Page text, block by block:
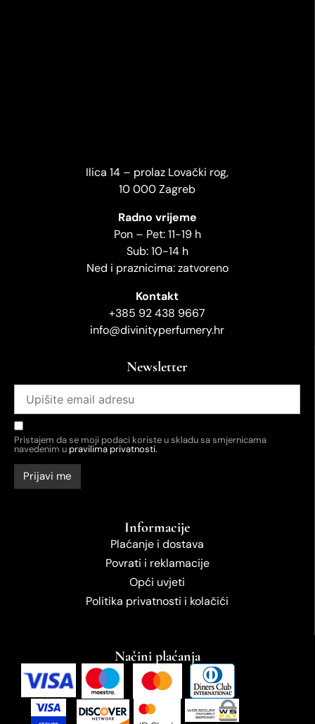
Ilica 14 – prolaz Lovački rog,
10 000 Zagreb
Radno vrijeme
Pon – Pet: 11-19 h
Sub: 10-14 h
Ned i praznicima: zatvoreno
Kontakt
+385 92 438 9667
info@divinityperfumery.hr
Newsletter
Pristajem da se moji podaci koriste u skladu sa smjernicama
navedenim upravilima privatnosti.
Informacije
Plaćanje i dostava
Povrati i reklamacije
Opći uvjeti
Politika privatnosti i kolačići
Načini plaćanja